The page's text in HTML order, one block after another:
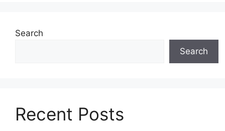
Search
Search
Recent Posts